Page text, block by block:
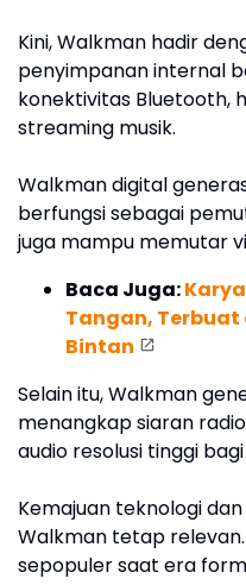
Kini, Walkman hadir
penyimpanan internal
konektivitas Bluetooth,
streaming musik.
Walkman digital
berfungsi sebagai
juga mampu memutar
Baca Juga:
Tangan, Terbuat
Bintan
Selain itu, Walkman
menangkap siaran
audio resolusi tinggi
Kemajuan teknologi
Walkman tetap
sepopuler saat era